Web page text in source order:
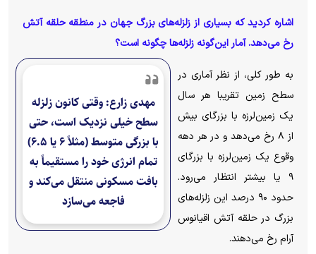
اشاره کردید که بسیاری از زلزله‌های بزرگ جهان در منطقه حلقه آتش
رخ می‌دهد. آمار این‌گونه زلزله‌ها چگونه است؟
مهدی زارع: وقتی کانون زلزله
سطح خیلی نزدیک است، حتی
با بزرگی متوسط (مثلاً ۶ یا ۶.۵)
تمام انرژی خود را مستقیماً به
بافت مسکونی منتقل می‌کند و
فاجعه می‌سازد
به طور کلی، از نظر آماری در
سطح زمین تقریبا هر سال
یک زمین‌لرزه با بزرگای بیش
از ۸ رخ می‌دهد و در هر دهه
وقوع یک زمین‌لرزه با بزرگای
۹ یا بیشتر انتظار می‌رود.
حدود ۹۰ درصد این زلزله‌های
بزرگ در حلقه آتش اقیانوس
آرام رخ می‌دهند.